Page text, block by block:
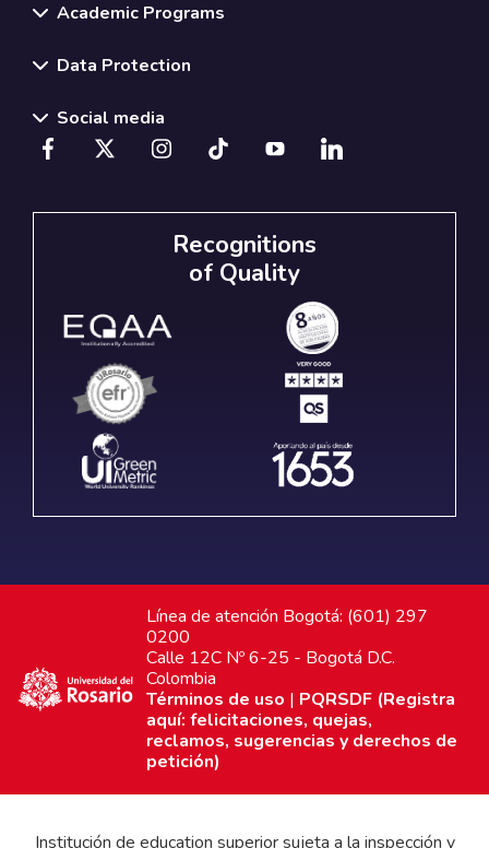
Academic Programs
Data Protection
Social media
Recognitions
of Quality
Línea de atención Bogotá: (601) 297
0200
Calle 12C Nº 6-25 - Bogotá D.C.
Colombia
Términos de uso | PQRSDF (Registra
aquí: felicitaciones, quejas,
reclamos, sugerencias y derechos de
petición)
Institución de education superior sujeta a la inspección y